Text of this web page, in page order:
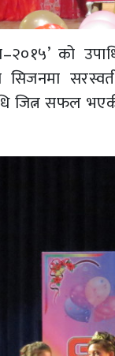
को
सिजनमा
जित्न सफल